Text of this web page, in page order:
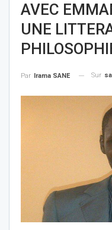
AVEC
UNE
Par Irama SANE Sur